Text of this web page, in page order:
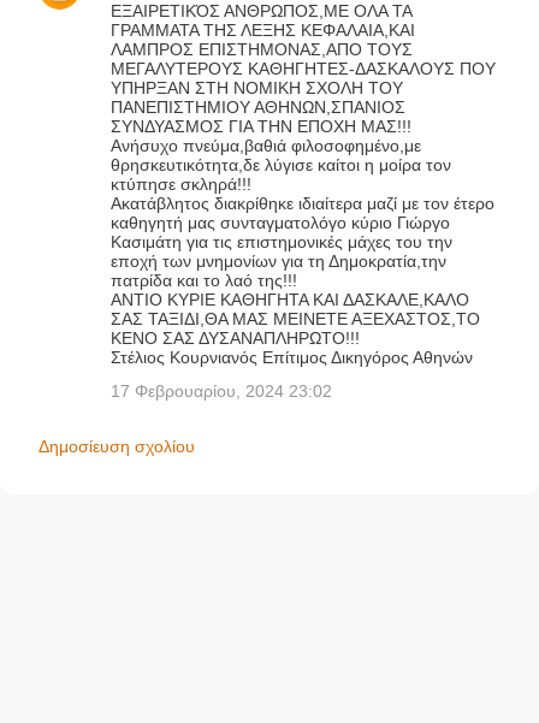
ΕΞΑΙΡΕΤΙΚΌΣ ΑΝΘΡΩΠΟΣ,ΜΕ ΟΛΑ ΤΑ
ΓΡΑΜΜΑΤΑ ΤΗΣ ΛΕΞΗΣ ΚΕΦΑΛΑΙΑ,ΚΑΙ
ΛΑΜΠΡΟΣ ΕΠΙΣΤΗΜΟΝΑΣ,ΑΠΟ ΤΟΥΣ
ΜΕΓΑΛΥΤΕΡΟΥΣ ΚΑΘΗΓΗΤΕΣ-ΔΑΣΚΑΛΟΥΣ ΠΟΥ
ΥΠΗΡΞΑΝ ΣΤΗ ΝΟΜΙΚΗ ΣΧΟΛΗ ΤΟΥ
ΠΑΝΕΠΙΣΤΗΜΙΟΥ ΑΘΗΝΩΝ,ΣΠΑΝΙΟΣ
ΣΥΝΔΥΑΣΜΟΣ ΓΙΑ ΤΗΝ ΕΠΟΧΗ ΜΑΣ!!!
Ανήσυχο πνεύμα,βαθιά φιλοσοφημένο,με
θρησκευτικότητα,δε λύγισε καίτοι η μοίρα τον
κτύπησε σκληρά!!!
Ακατάβλητος διακρίθηκε ιδιαίτερα μαζί με τον έτερο
καθηγητή μας συνταγματολόγο κύριο Γιώργο
Κασιμάτη για τις επιστημονικές μάχες του την
εποχή των μνημονίων για τη Δημοκρατία,την
πατρίδα και το λαό της!!!
ΑΝΤΙΟ ΚΥΡΙΕ ΚΑΘΗΓΗΤΑ ΚΑΙ ΔΑΣΚΑΛΕ,ΚΑΛΟ
ΣΑΣ ΤΑΞΙΔΙ,ΘΑ ΜΑΣ ΜΕΙΝΕΤΕ ΑΞΕΧΑΣΤΟΣ,ΤΟ
ΚΕΝΟ ΣΑΣ ΔΥΣΑΝΑΠΛΗΡΩΤΟ!!!
Στέλιος Κουρνιανός Επίτιμος Δικηγόρος Αθηνών
17 Φεβρουαρίου, 2024 23:02
Δημοσίευση σχολίου